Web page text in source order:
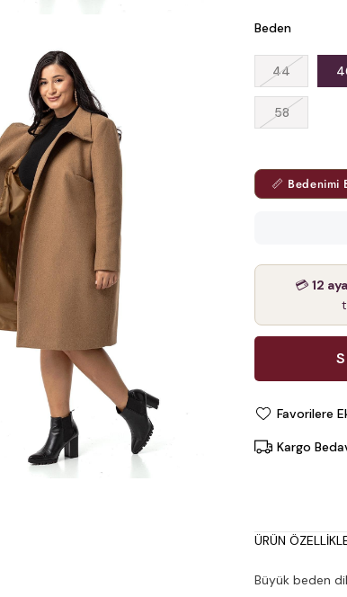
Beden
44
58
📏 Bedenimi
💳12
Favorilere
Kargo
ÜRÜN
Büyük beden